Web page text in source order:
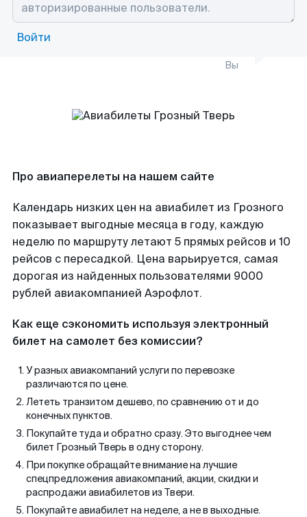
Войти
Вы
Про авиаперелеты на нашем сайте
Календарь низких цен на авиабилет из Грозного
показывает выгодные месяца в году, каждую
неделю по маршруту летают 5 прямых рейсов и 10
рейсов с пересадкой. Цена варьируется, самая
дорогая из найденных пользователями 9000
рублей авиакомпанией Аэрофлот.
Как еще сэкономить используя электронный
билет на самолет без комиссии?
У разных авиакомпаний услуги по перевозке
различаются по цене.
Лететь транзитом дешево, по сравнению от и до
конечных пунктов.
Покупайте туда и обратно сразу. Это выгоднее чем
билет Грозный Тверь в одну сторону.
При покупке обращайте внимание на лучшие
спецпредложения авиакомпаний, акции, скидки и
распродажи авиабилетов из Твери.
Покупайте авиабилет на неделе, а не в выходные.